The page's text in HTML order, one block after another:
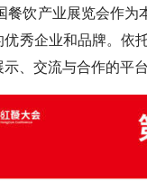
餐饮产业展览会作为
优秀企业和品牌。依
、交流与合作的平